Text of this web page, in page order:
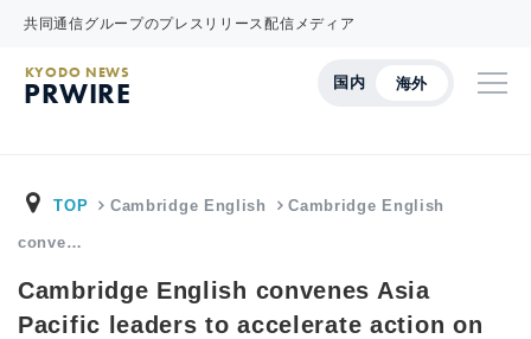
共同通信グループのプレスリリース配信メディア
国内 海外
KYODO NEWS
PRWIRE
TOP Cambridge English Cambridge English
conve…
Cambridge English convenes Asia
Pacific leaders to accelerate action on